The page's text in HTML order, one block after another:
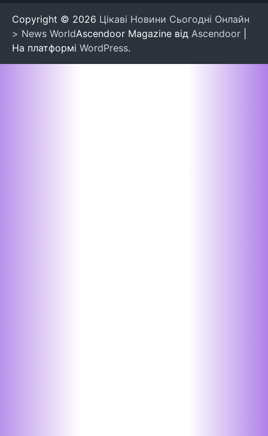
Copyright © 2026 Цікаві Новини Сьогодні Онлайн
> News WorldAscendoor Magazine від Ascendoor
На платформі WordPress.